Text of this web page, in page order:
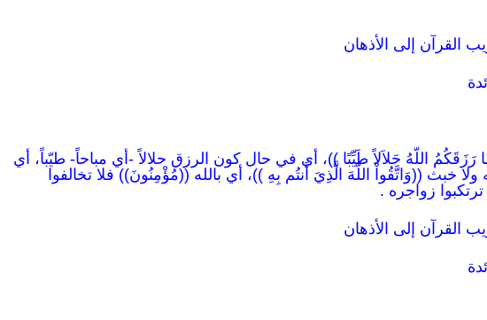
القرآن إلى الأذهان
رَزَقَكُمُ اللّهُ حَلاَلاً طَيِّبًا ))، أي في حال كون الرزق حلالاً -أي مباحاً- طيّباً، أي
خبث ((وَاتَّقُواْ اللّهَ الَّذِيَ أَنتُم بِهِ ))، أي بالله ((مُؤْمِنُونَ)) فلا تخالفوا
ترتكبوا زواجره .
القرآن إلى الأذهان